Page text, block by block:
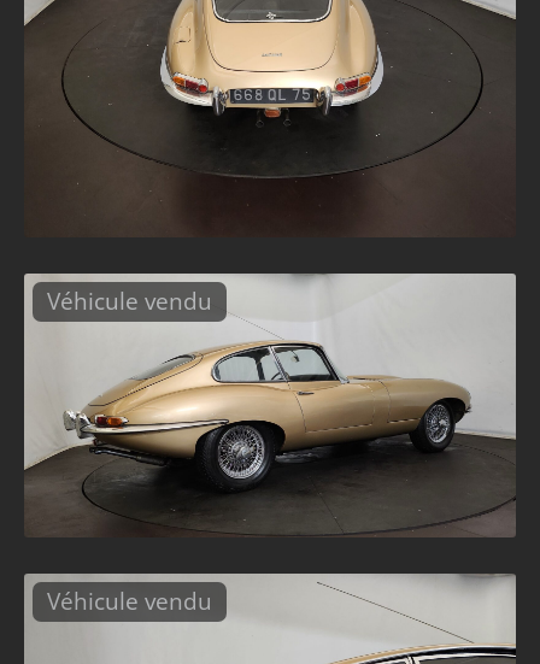
Véhicule vendu
Véhicule vendu